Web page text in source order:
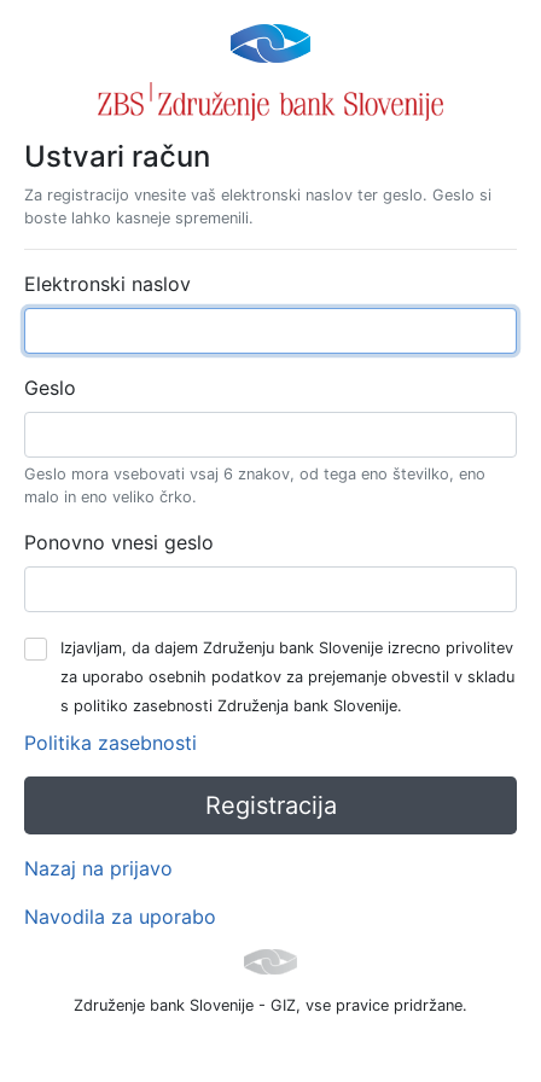
Ustvari račun
Za registracijo vnesite vaš elektronski naslov ter geslo. Geslo si
boste lahko kasneje spremenili.
Elektronski naslov
Geslo
Geslo mora vsebovati vsaj 6 znakov, od tega eno številko, eno
malo in eno veliko črko.
Ponovno vnesi geslo
Izjavljam, da dajem Združenju bank Slovenije izrecno privolitev
za uporabo osebnih podatkov za prejemanje obvestil v skladu
s politiko zasebnosti Združenja bank Slovenije.
Politika zasebnosti
Nazaj na prijavo
Navodila za uporabo
Združenje bank Slovenije - GIZ, vse pravice pridržane.